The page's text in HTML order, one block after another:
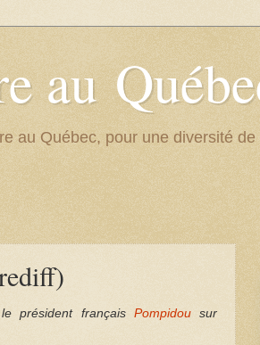
au
au Québec, pour une diversité
président français Pompidousur